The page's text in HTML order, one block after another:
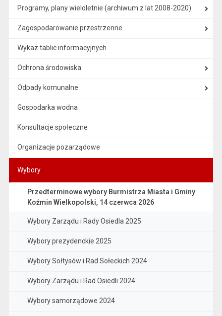
Programy, plany wieloletnie (archiwum z lat 2008-2020)
Zagospodarowanie przestrzenne
Wykaz tablic informacyjnych
Ochrona środowiska
Odpady komunalne
Gospodarka wodna
Konsultacje społeczne
Organizacje pozarządowe
Wybory
Przedterminowe wybory Burmistrza Miasta i Gminy
Koźmin Wielkopolski, 14 czerwca 2026
Wybory Zarządu i Rady Osiedla 2025
Wybory prezydenckie 2025
Wybory Sołtysów i Rad Sołeckich 2024
Wybory Zarządu i Rad Osiedli 2024
Wybory samorządowe 2024